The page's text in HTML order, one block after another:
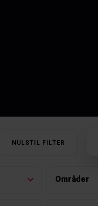
NULSTIL FILTER
Områder